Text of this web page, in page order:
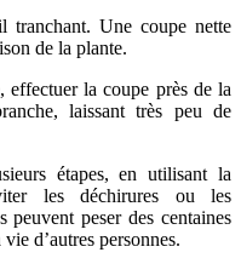
tranchant. Une coupe nette
de la plante.
effectuer la coupe près de la
laissant très peu de
étapes, en utilisant la
les déchirures ou les
peuvent peser des centaines
d’autres personnes.